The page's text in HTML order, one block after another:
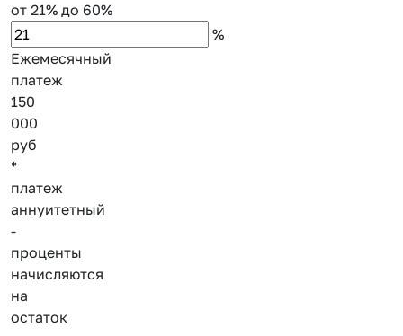
от 21% до 60%
%
Ежемесячный
платеж
150
000
руб
*
платеж
аннуитетный
-
проценты
начисляются
на
остаток